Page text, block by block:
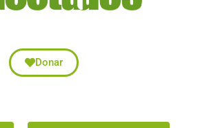
Donar